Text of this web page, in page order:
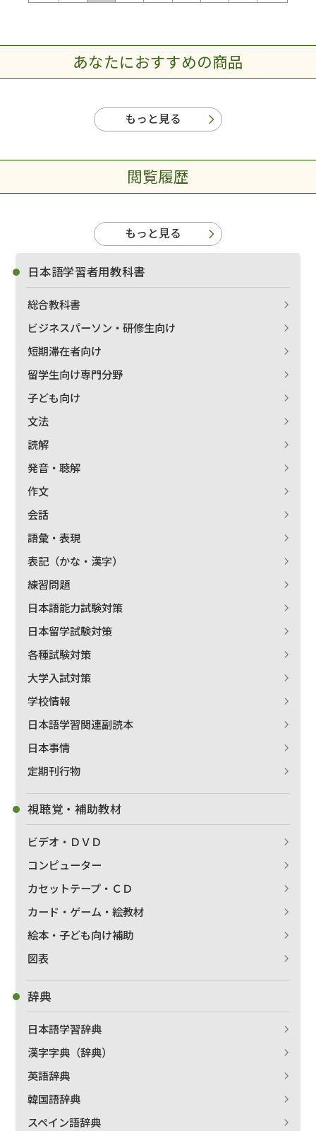
あなたにおすすめの商品
もっと見る
閲覧履歴
もっと見る
日本語学習者用教科書
総合教科書
ビジネスパーソン・研修生向け
短期滞在者向け
留学生向け専門分野
子ども向け
文法
読解
発音・聴解
作文
会話
語彙・表現
表記（かな・漢字）
練習問題
日本語能力試験対策
日本留学試験対策
各種試験対策
大学入試対策
学校情報
日本語学習関連副読本
日本事情
定期刊行物
視聴覚・補助教材
ビデオ・ＤＶＤ
コンピューター
カセットテープ・ＣＤ
カード・ゲーム・絵教材
絵本・子ども向け補助
図表
辞典
日本語学習辞典
漢字字典（辞典）
英語辞典
韓国語辞典
スペイン語辞典